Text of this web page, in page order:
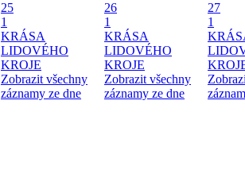
25
1
KRÁSA
LIDOVÉHO
KROJE
Zobrazit všechny
záznamy ze dne
26
1
KRÁSA
LIDOVÉHO
KROJE
Zobrazit všechny
záznamy ze dne
27
1